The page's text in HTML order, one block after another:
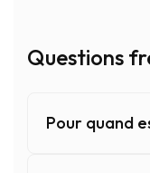
Questions
Pour quand